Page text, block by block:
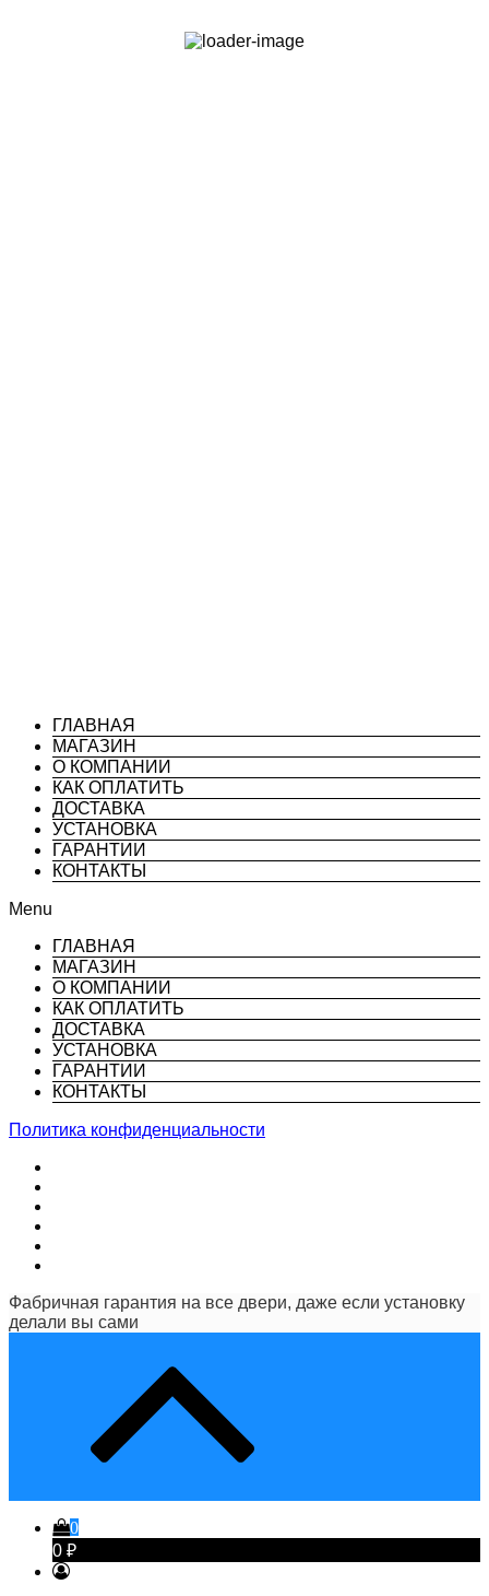
ГЛАВНАЯ
МАГАЗИН
О КОМПАНИИ
КАК ОПЛАТИТЬ
ДОСТАВКА
УСТАНОВКА
ГАРАНТИИ
КОНТАКТЫ
Menu
ГЛАВНАЯ
МАГАЗИН
О КОМПАНИИ
КАК ОПЛАТИТЬ
ДОСТАВКА
УСТАНОВКА
ГАРАНТИИ
КОНТАКТЫ
Политика конфиденциальности
Фабричная гарантия на все двери, даже если установку
делали вы сами
0
0 ₽